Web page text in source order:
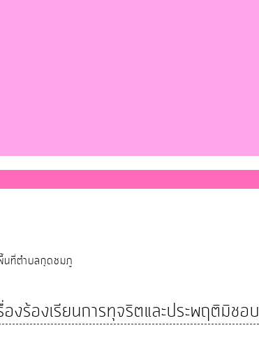
นที่ตำบลกุดชมภู
งร้องเรียนการทุจริตและประพฤติมิชอบ